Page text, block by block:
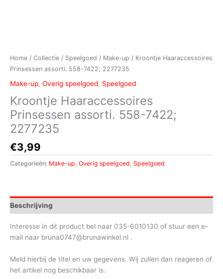
Home / Collectie / Speelgoed / Make-up / Kroontje Haaraccessoires
Prinsessen assorti. 558-7422; 2277235
Make-up, Overig speelgoed, Speelgoed
Kroontje Haaraccessoires
Prinsessen assorti. 558-7422;
2277235
€3,99
Categorieën: Make-up Overig speelgoed Speelgoed
Beschrijving
Interesse in dit product bel naar 035-6010130 of stuur een e-
mail naar bruna0747@brunawinkel.nl .
Meld hierbij de titel en uw gegevens. Wij zullen dan reageren of
het artikel nog beschikbaar is.